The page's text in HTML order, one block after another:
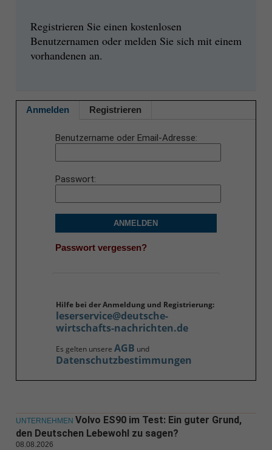
Registrieren Sie einen kostenlosen
Benutzernamen oder melden Sie sich mit einem
vorhandenen an.
Anmelden Registrieren
Benutzername oder Email-Adresse
Passwort
ANMELDEN
Passwort vergessen?
Hilfe bei der Anmeldung und Registrierung:
leserservice@deutsche-
wirtschafts-nachrichten.de
Es gelten unsere AGB und
Datenschutzbestimmungen
UNTERNEHMEN Volvo ES90 im Test: Ein guter Grund,
den Deutschen Lebewohl zu sagen?
08.08.2026